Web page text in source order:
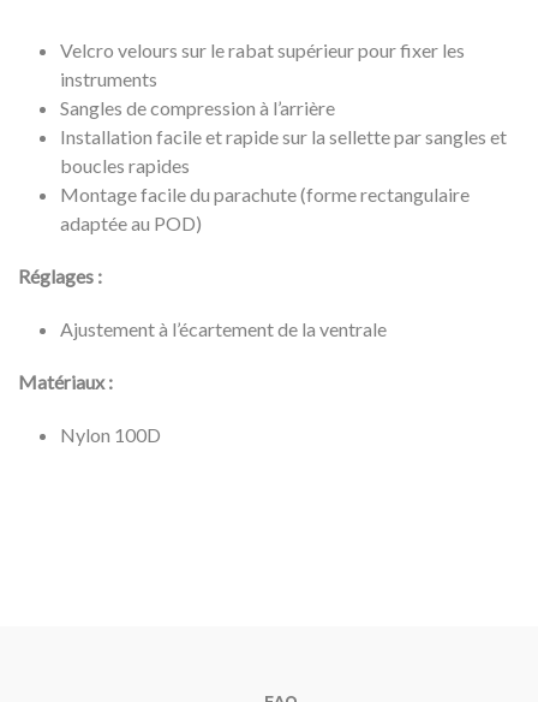
Velcro velours sur le rabat supérieur pour fixer les
instruments
Sangles de compression à l’arrière
Installation facile et rapide sur la sellette par sangles et
boucles rapides
Montage facile du parachute (forme rectangulaire
adaptée au POD)
Réglages :
Ajustement à l’écartement de la ventrale
Matériaux :
Nylon 100D